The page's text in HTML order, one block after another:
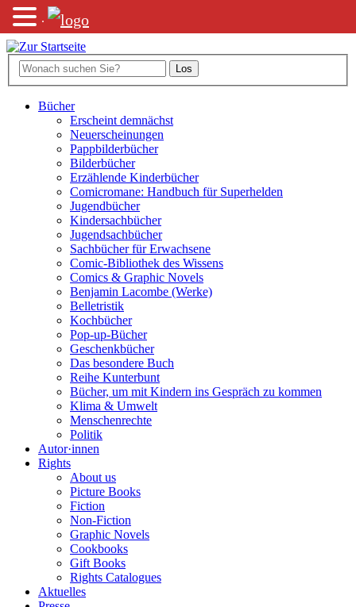
Bücher
Erscheint demnächst
Neuerscheinungen
Pappbilderbücher
Bilderbücher
Erzählende Kinderbücher
Comicromane: Handbuch für Superhelden
Jugendbücher
Kindersachbücher
Jugendsachbücher
Sachbücher für Erwachsene
Comic-Bibliothek des Wissens
Comics & Graphic Novels
Benjamin Lacombe (Werke)
Belletristik
Kochbücher
Pop-up-Bücher
Geschenkbücher
Das besondere Buch
Reihe Kunterbunt
Bücher, um mit Kindern ins Gespräch zu kommen
Klima & Umwelt
Menschenrechte
Politik
Autor·innen
Rights
About us
Picture Books
Fiction
Non-Fiction
Graphic Novels
Cookbooks
Gift Books
Rights Catalogues
Aktuelles
.